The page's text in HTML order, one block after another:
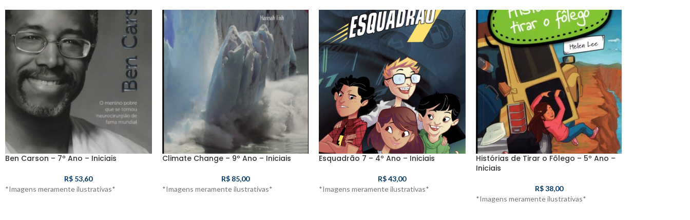
Ben Carson – 7º Ano – Iniciais
R$ 53,60
*Imagens meramente ilustrativas*
Climate Change – 9º Ano – Iniciais
R$85,00
*Imagens meramente ilustrativas*
Esquadrão 7 – 4º Ano – Iniciais
R$43,00
*Imagens meramente ilustrativas*
Histórias de Tirar o Fôlego – 5º Ano –
Iniciais
R$38,00
*Imagens meramente ilustrativas*